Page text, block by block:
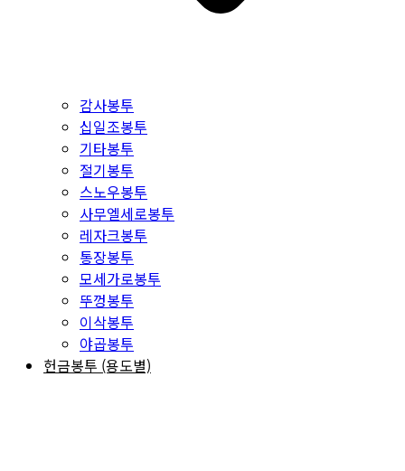
감사봉투
십일조봉투
기타봉투
절기봉투
스노우봉투
사무엘세로봉투
레자크봉투
통장봉투
모세가로봉투
뚜껑봉투
이삭봉투
야곱봉투
헌금봉투 (용도별)